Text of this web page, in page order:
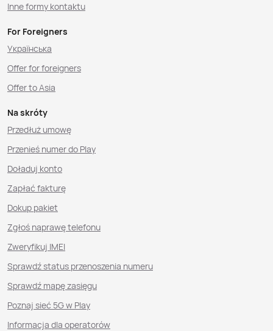
Inne formy kontaktu
For Foreigners
Українська
Offer for foreigners
Offer to Asia
Na skróty
Przedłuż umowę
Przenieś numer do Play
Doładuj konto
Zapłać fakturę
Dokup pakiet
Zgłoś naprawę telefonu
Zweryfikuj IMEI
Sprawdź status przenoszenia numeru
Sprawdź mapę zasięgu
Poznaj sieć 5G w Play
Informacja dla operatorów